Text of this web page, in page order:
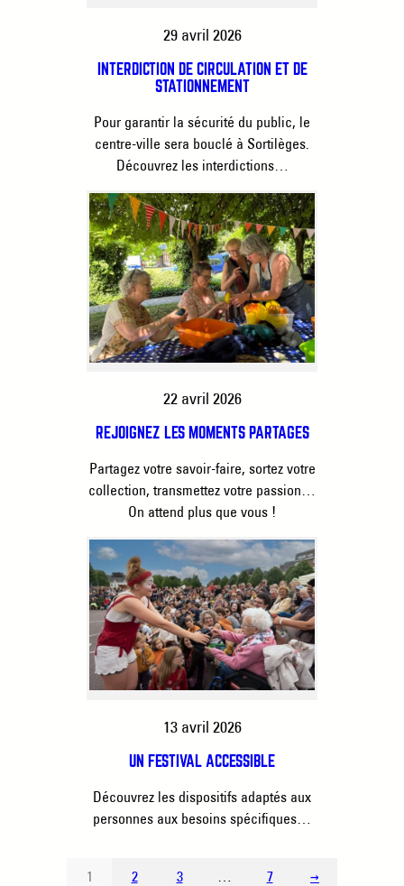
29 avril 2026
INTERDICTION DE CIRCULATION ET DE
STATIONNEMENT
Pour garantir la sécurité du public, le
centre-ville sera bouclé à Sortilèges.
Découvrez les interdictions…
22 avril 2026
REJOIGNEZ LES MOMENTS PARTAGÉS
Partagez votre savoir-faire, sortez votre
collection, transmettez votre passion…
On attend plus que vous !
13 avril 2026
UN FESTIVAL ACCESSIBLE
Découvrez les dispositifs adaptés aux
personnes aux besoins spécifiques…
1 2 3 7 →